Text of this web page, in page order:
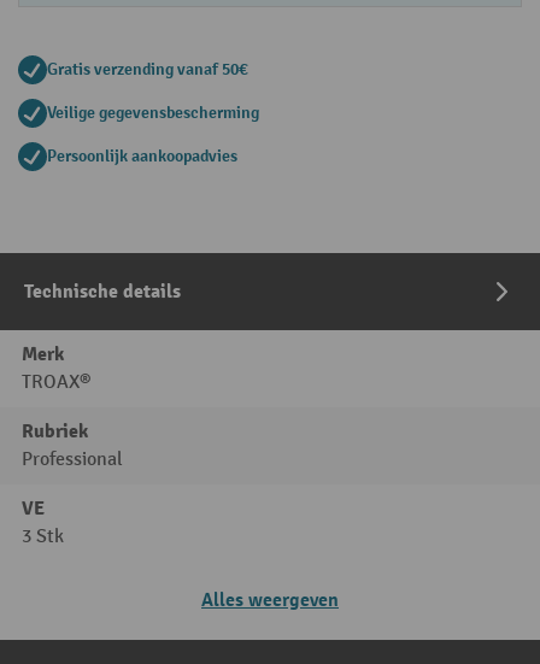
Gratis verzending vanaf 50€
Veilige gegevensbescherming
Persoonlijk aankoopadvies
Technische details
Merk
TROAX®
Rubriek
Professional
VE
3 Stk
Alles weergeven